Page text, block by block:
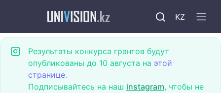
KZ
Результаты конкурса грантов будут
опубликованы до 10 августа на этой
странице.
Подписывайтесь на наш instagram, чтобы не